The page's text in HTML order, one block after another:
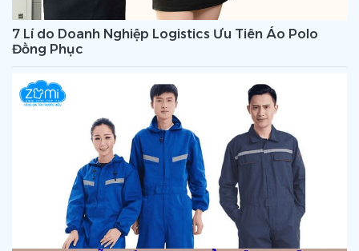
7 Lí do Doanh Nghiệp Logistics Ưu Tiên Áo Polo
Đồng Phục